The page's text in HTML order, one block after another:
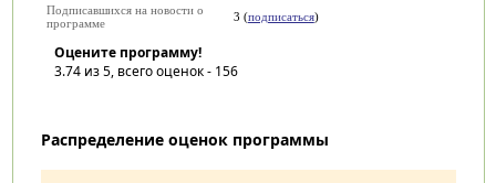
Подписавшихся на новости о
программе
3 (подписаться)
Оцените программу!
3.74из 5, всего оценок - 156
Распределение оценок программы